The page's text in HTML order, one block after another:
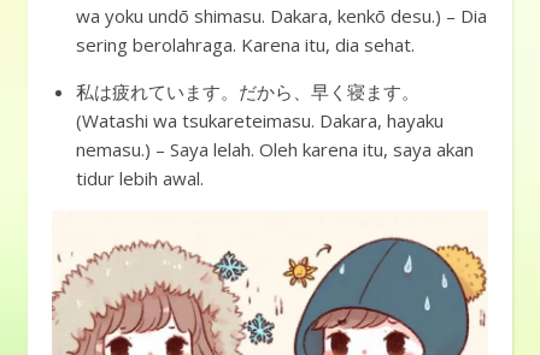
wa yoku undō shimasu. Dakara, kenkō desu.) – Dia
sering berolahraga. Karena itu, dia sehat.
私は疲れています。だから、早く寝ます。
(Watashi wa tsukareteimasu. Dakara, hayaku
nemasu.) – Saya lelah. Oleh karena itu, saya akan
tidur lebih awal.